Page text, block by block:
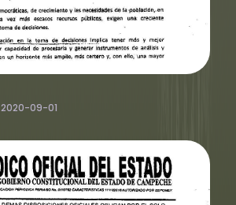
2020-09-01